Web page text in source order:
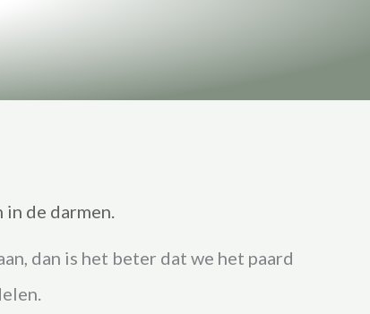
de darmen.
dan is het beter dat we het paard